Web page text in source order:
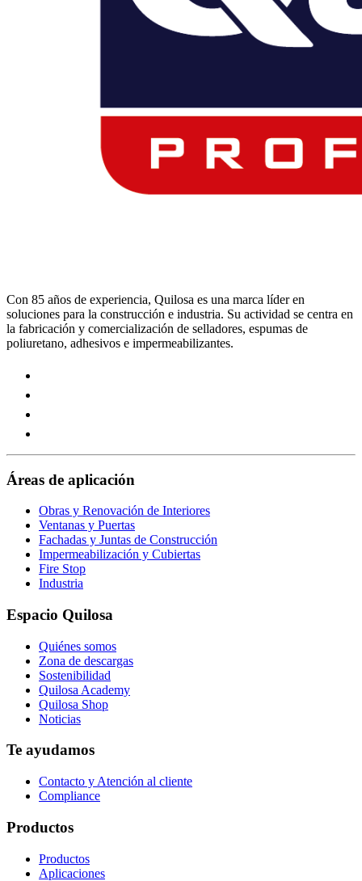
Con 85 años de experiencia, Quilosa es una marca líder en
soluciones para la construcción e industria. Su actividad se centra en
la fabricación y comercialización de selladores, espumas de
poliuretano, adhesivos e impermeabilizantes.
page
https://www.facebook.com/QuilosaSelenaIberia/
page
Áreas de aplicación
Obras y Renovación de Interiores
Ventanas y Puertas
Fachadas y Juntas de Construcción
Impermeabilización y Cubiertas
Fire Stop
Industria
Espacio Quilosa
Quiénes somos
Zona de descargas
Sostenibilidad
Quilosa Academy
Quilosa Shop
Noticias
Te ayudamos
Contacto y Atención al cliente
Compliance
Productos
Productos
Aplicaciones